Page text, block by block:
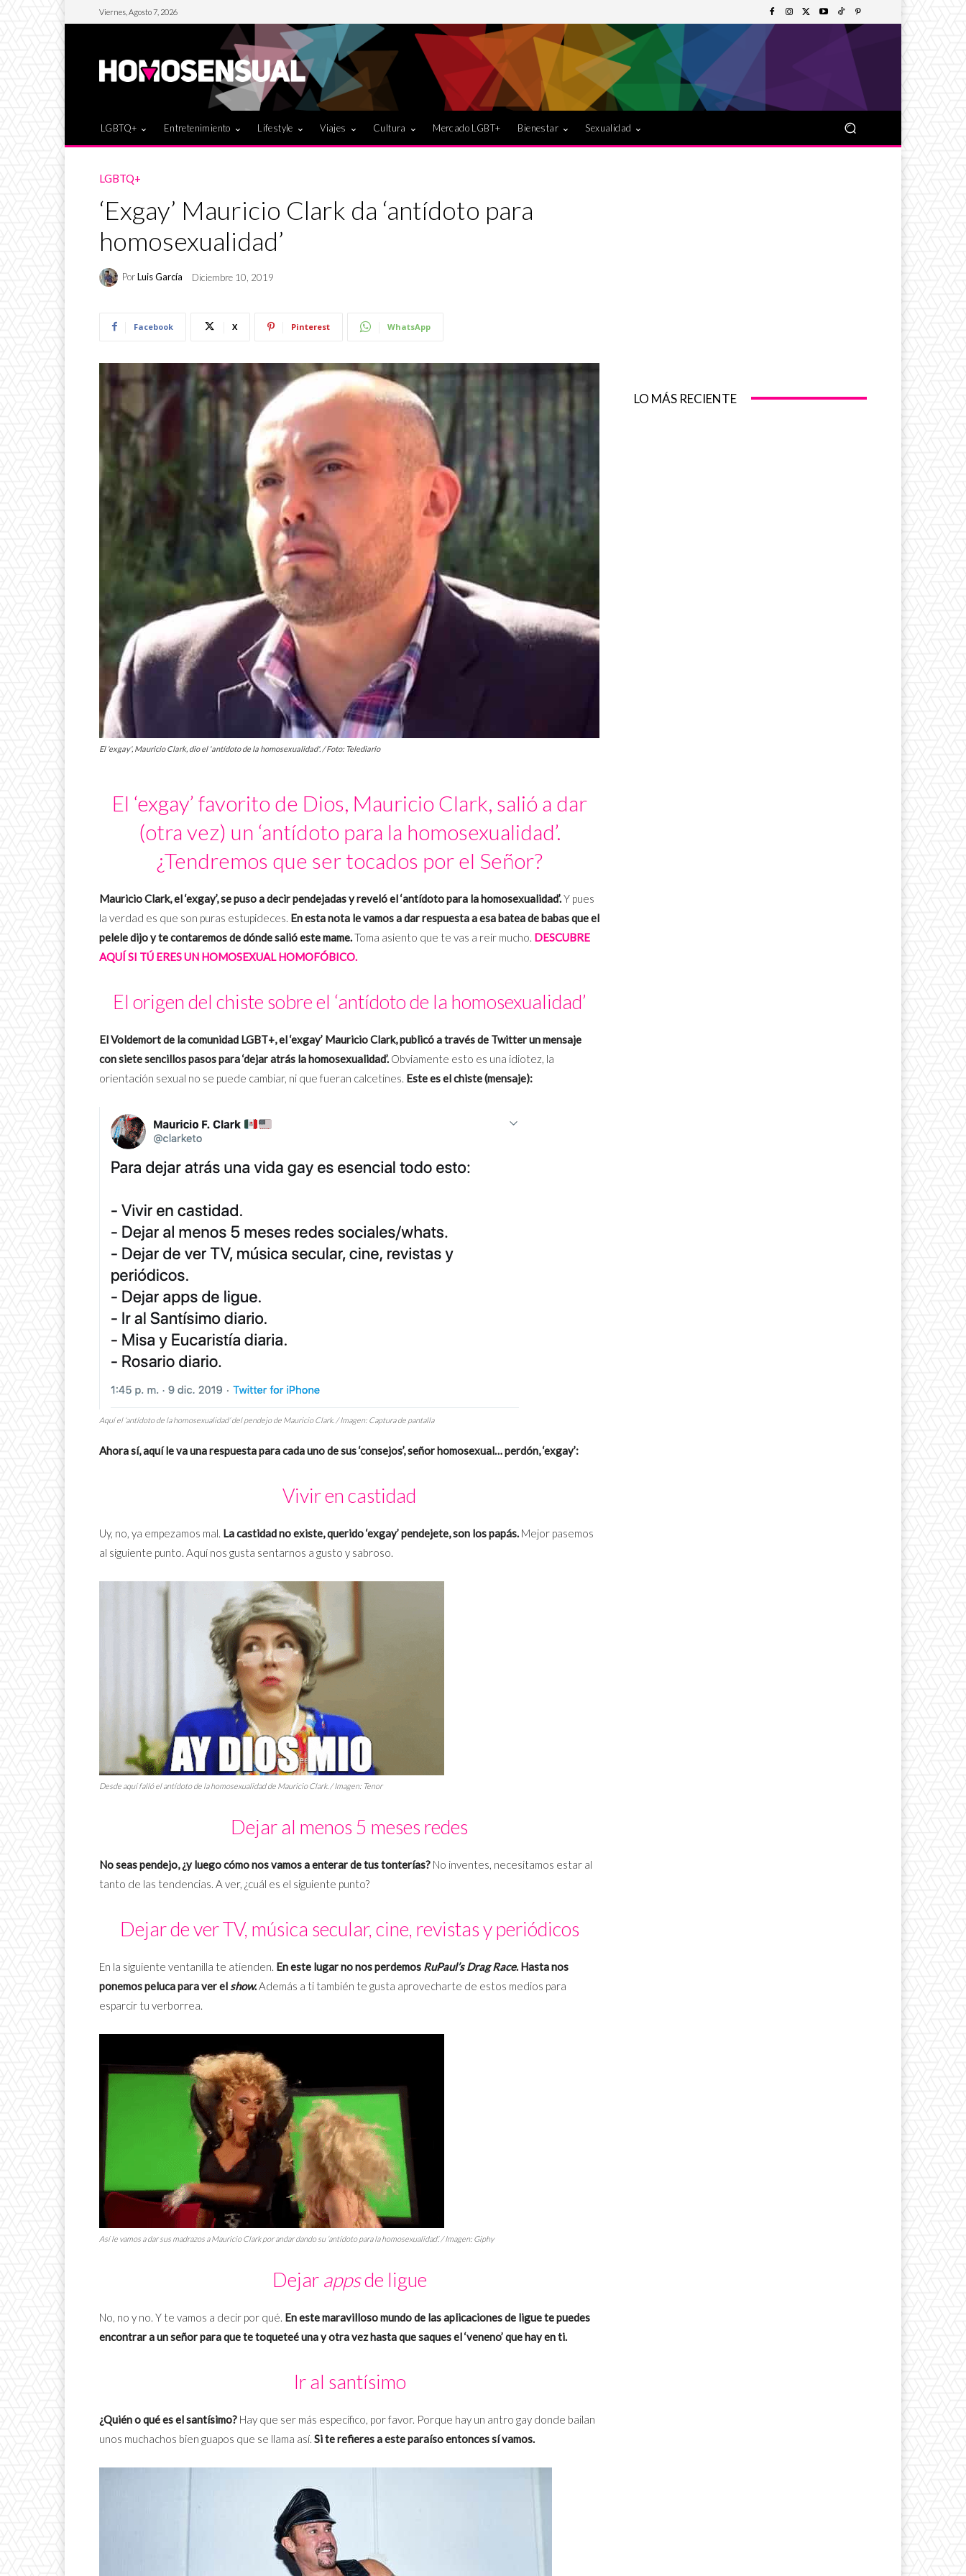
Viernes, Agosto 7, 2026
LGBTQ+ Entretenimiento Lifestyle Viajes Cultura Mercado LGBT+ Bienestar Sexualidad
LGBTQ+
‘Exgay’ Mauricio Clark da ‘antídoto para
homosexualidad’
PorLuis García Diciembre 10, 2019
Facebook X Pinterest WhatsApp
El 'exgay', Mauricio Clark, dio el 'antídoto de la homosexualidad'. / Foto: Telediario
El ‘exgay’ favorito de Dios, Mauricio Clark, salió a dar
(otra vez) un ‘antídoto para la homosexualidad’.
¿Tendremos que ser tocados por el Señor?
Mauricio Clark, el ‘exgay’, se puso a decir pendejadas y reveló el ‘antídoto para la homosexualidad’.Y pues
la verdad es que son puras estupideces. En esta nota le vamos a dar respuesta a esa batea de babas que el
pelele dijo y te contaremos de dónde salió este mame.Toma asiento que te vas a reír mucho. DESCUBRE
AQUÍ SI TÚ ERES UN HOMOSEXUAL HOMOFÓBICO.
El origen del chiste sobre el ‘antídoto de la homosexualidad’
El Voldemort de la comunidad LGBT+, el ‘exgay’ Mauricio Clark, publicó a través de Twitter un mensaje
con siete sencillos pasos para ‘dejar atrás la homosexualidad’. Obviamente esto es una idiotez, la
orientación sexual no se puede cambiar, ni que fueran calcetines. Este es el chiste (mensaje):
Aquí el ‘antídoto de la homosexualidad’ del pendejo de Mauricio Clark. / Imagen: Captura de pantalla
Ahora sí, aquí le va una respuesta para cada uno de sus ‘consejos’, señor homosexual… perdón, ‘exgay’:
Vivir en castidad
Uy, no, ya empezamos mal. La castidad no existe, querido ‘exgay’ pendejete, son los papás. Mejor pasemos
al siguiente punto. Aquí nos gusta sentarnos a gusto y sabroso.
Desde aquí falló el antídoto de la homosexualidad de Mauricio Clark. / Imagen: Tenor
Dejar al menos 5 meses redes
No seas pendejo, ¿y luego cómo nos vamos a enterar de tus tonterías? No inventes, necesitamos estar al
tanto de las tendencias. A ver, ¿cuál es el siguiente punto?
Dejar de ver TV, música secular, cine, revistas y periódicos
En la siguiente ventanilla te atienden. En este lugar no nos perdemos RuPaul’s Drag Race. Hasta nos
ponemos peluca para ver elshow.Además a ti también te gusta aprovecharte de estos medios para
esparcir tu verborrea.
Así le vamos a dar sus madrazos a Mauricio Clark por andar dando su ‘antídoto para la homosexualidad’. / Imagen: Giphy
Dejar appsde ligue
No, no y no. Y te vamos a decir por qué. En este maravilloso mundo de las aplicaciones de ligue te puedes
encontrar a un señor para que te toqueteé una y otra vez hasta que saques el ‘veneno’ que hay en ti.
Ir al santísimo
¿Quién o qué es el santísimo? Hay que ser más específico, por favor. Porque hay un antro gay donde bailan
unos muchachos bien guapos que se llama así. Si te refieres a este paraíso entonces sí vamos.
LO MÁS RECIENTE